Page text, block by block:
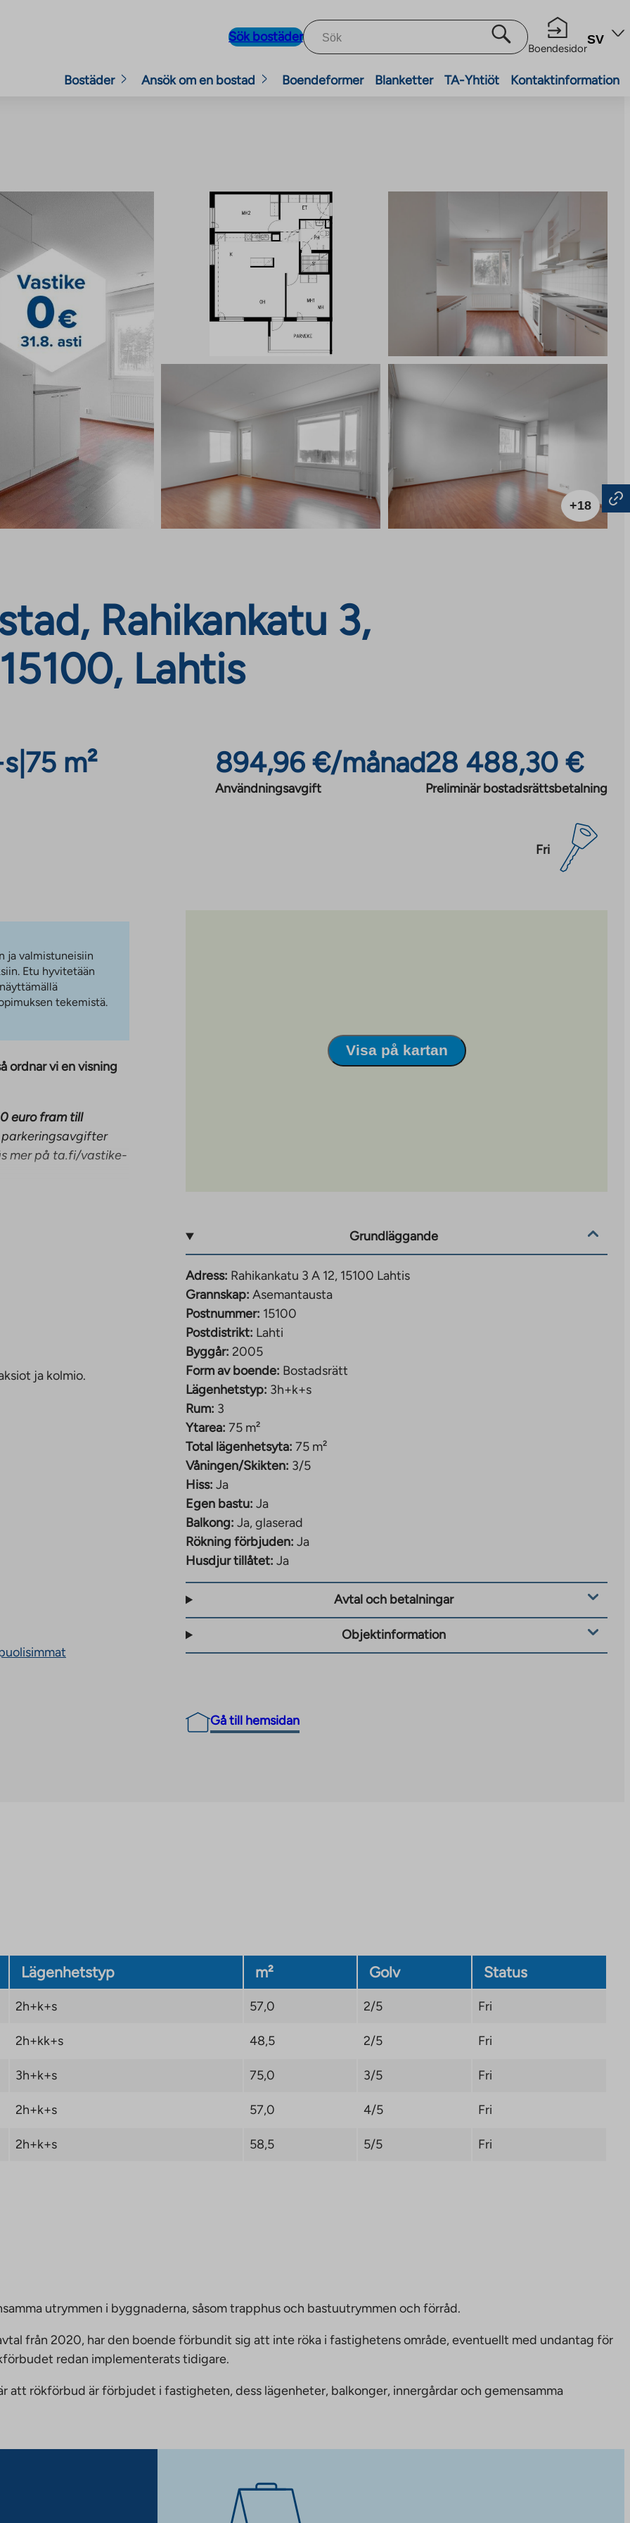
Sök bostäder
Boendesidor
SV
Bostäder Ansök om en bostad Boendeformer Blanketter TA-Yhtiöt Kontaktinformation
+18
Rahikankatu 3,
Lahtis
75 m² 894,96 €/månad
Användningsavgift
28 488,30 €
Preliminär bostadsrättsbetalning
Fri
ja valmistuneisiin
Etu hyvitetään
tekemistä.
ordnar vi en visning
euro fram till
mer på ta.fi/vastike-
fönstren åt två
(Täcke)
finns
ett gym
centrum finns i
ja kolmio.
Visa på kartan
Grundläggande
Adress: Rahikankatu 3 A 12, 15100 Lahtis
Grannskap: Asemantausta
Postnummer: 15100
Postdistrikt: Lahti
Byggår: 2005
Form av boende: Bostadsrätt
Lägenhetstyp: 3h+k+s
Rum: 3
Ytarea: 75 m²
Total lägenhetsyta: 75 m²
Våningen/Skikten: 3/5
Hiss: Ja
Egen bastu: Ja
Balkong: Ja, glaserad
Rökning förbjuden: Ja
Husdjur tillåtet: Ja
Avtal och betalningar
Objektinformation
Gå till hemsidan
Lägenhetstyp m² Golv Status
2h+k+s 57,0 2/5 Fri
2h+kk+s 48,5 2/5 Fri
3h+k+s 75,0 3/5 Fri
2h+k+s 57,0 4/5 Fri
2h+k+s 58,5 5/5 Fri
utrymmen i byggnaderna, såsom trapphus och bastuutrymmen och förråd.
från 2020, har den boende förbundit sig att inte röka i fastighetens område, eventuellt med undantag för
redan implementerats tidigare.
att rökförbud är förbjudet i fastigheten, dess lägenheter, balkonger, innergårdar och gemensamma